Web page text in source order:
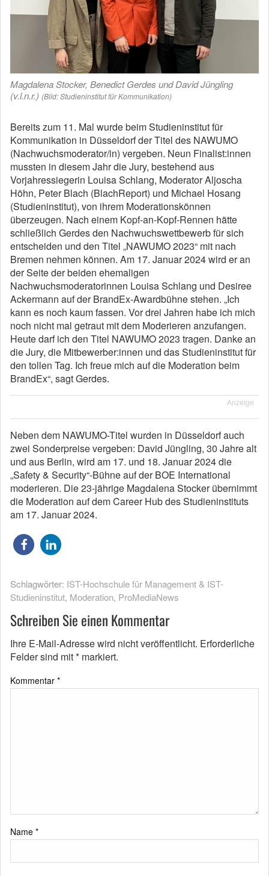
Magdalena Stocker, Benedict Gerdes und David Jüngling
(v.l.n.r.) (Bild: Studieninstitut für Kommunikation)
Bereits zum 11. Mal wurde beim Studieninstitut für
Kommunikation in Düsseldorf der Titel des NAWUMO
(Nachwuchsmoderator/in) vergeben. Neun Finalist:innen
mussten in diesem Jahr die Jury, bestehend aus
Vorjahressiegerin Louisa Schlang, Moderator Aljoscha
Höhn, Peter Blach (BlachReport) und Michael Hosang
(Studieninstitut), von ihrem Moderationskönnen
überzeugen. Nach einem Kopf-an-Kopf-Rennen hätte
schließlich Gerdes den Nachwuchswettbewerb für sich
entscheiden und den Titel „NAWUMO 2023“ mit nach
Bremen nehmen können. Am 17. Januar 2024 wird er an
der Seite der beiden ehemaligen
Nachwuchsmoderatorinnen Louisa Schlang und Desiree
Ackermann auf der BrandEx-Awardbühne stehen. „Ich
kann es noch kaum fassen. Vor drei Jahren habe ich mich
noch nicht mal getraut mit dem Moderieren anzufangen.
Heute darf ich den Titel NAWUMO 2023 tragen. Danke an
die Jury, die Mitbewerber:innen und das Studieninstitut für
den tollen Tag. Ich freue mich auf die Moderation beim
BrandEx“, sagt Gerdes.
Anzeige
Neben dem NAWUMO-Titel wurden in Düsseldorf auch
zwei Sonderpreise vergeben: David Jüngling, 30 Jahre alt
und aus Berlin, wird am 17. und 18. Januar 2024 die
„Safety & Security“-Bühne auf der BOE International
moderieren. Die 23-jährige Magdalena Stocker übernimmt
die Moderation auf dem Career Hub des Studieninstituts
am 17. Januar 2024.
Schlagwörter: IST-Hochschule für Management & IST-
Studieninstitut, Moderation, ProMediaNews
Schreiben Sie einen Kommentar
Ihre E-Mail-Adresse wird nicht veröffentlicht. Erforderliche
Felder sind mit* markiert.
Kommentar *
Name *